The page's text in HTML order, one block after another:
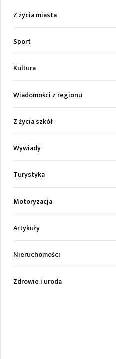
Z życia miasta
Sport
Kultura
Wiadomości z regionu
Z życia szkół
Wywiady
Turystyka
Motoryzacja
Artykuły
Nieruchomości
Zdrowie i uroda